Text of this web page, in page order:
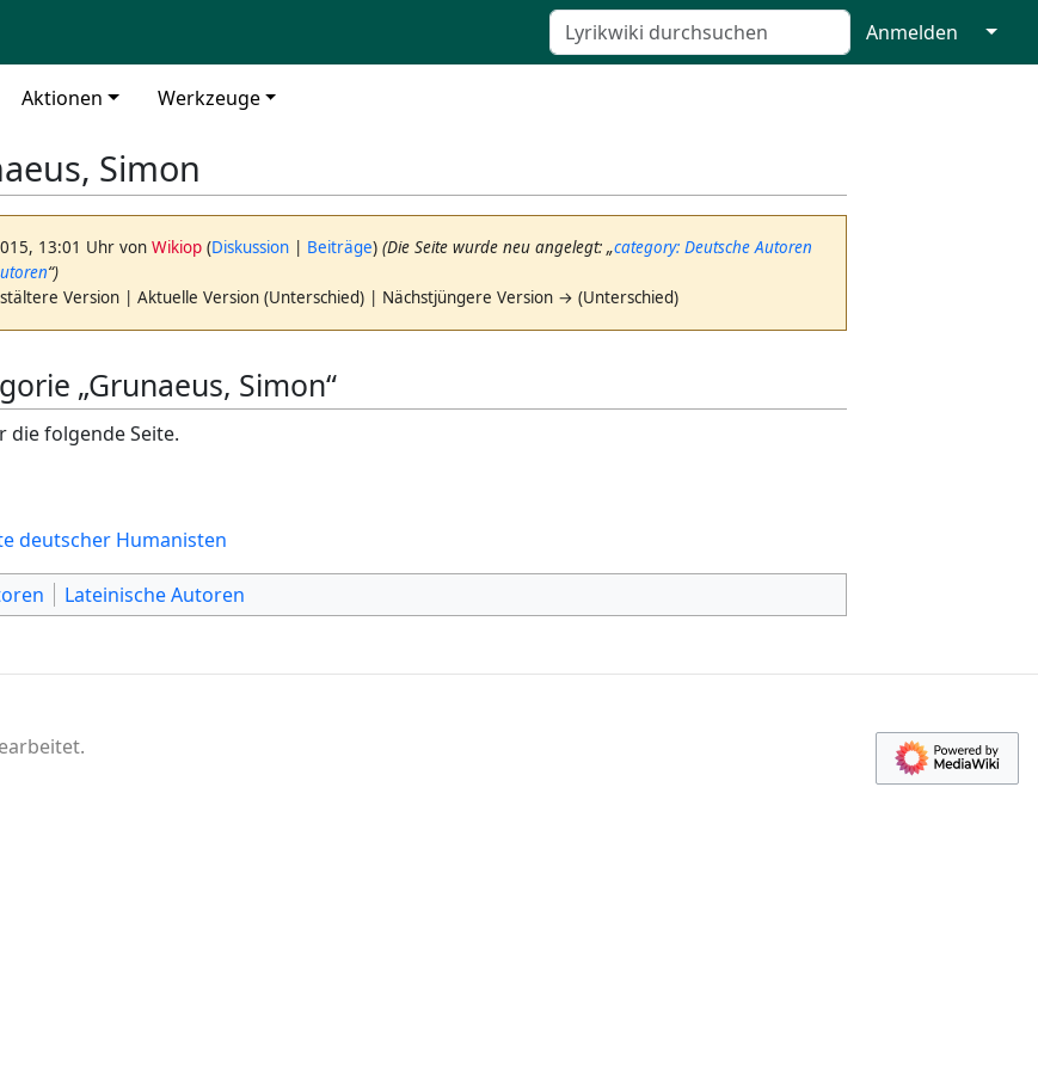
Anmelden ↓
Aktionen Werkzeuge
Simon
13:01 Uhr vonWikiop (Diskussion | Beiträge) (Die Seite wurde neu angelegt: „category: Deutsche Autoren
“)
Version | Aktuelle Version (Unterschied) | Nächstjüngere Version → (Unterschied)
„Grunaeus, Simon“
die folgende Seite.
deutscher Humanisten
Lateinische Autoren